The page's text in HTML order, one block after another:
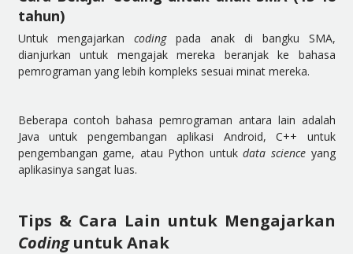
tahun)
Untuk mengajarkan coding pada anak di bangku SMA,
dianjurkan untuk mengajak mereka beranjak ke bahasa
pemrograman yang lebih kompleks sesuai minat mereka.
Beberapa contoh bahasa pemrograman antara lain adalah
Java untuk pengembangan aplikasi Android, C++ untuk
pengembangan game, atau Python untukdata science yang
aplikasinya sangat luas.
Tips & Cara Lain untuk Mengajarkan
Codinguntuk Anak